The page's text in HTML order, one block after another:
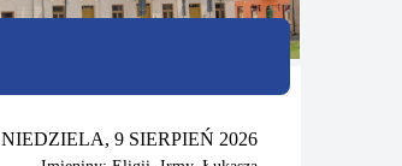
NIEDZIELA, 9 SIERPIEŃ 2026